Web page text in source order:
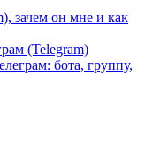
зачем он мне и как
(Telegram)
бота, группу,